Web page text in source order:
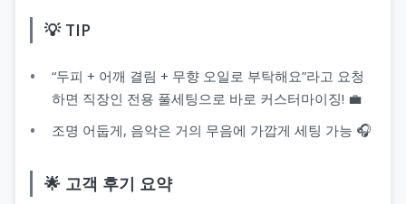
💡 TIP
“두피 + 어깨 결림 + 무향 오일로 부탁해요”라고 요청
하면 직장인 전용 풀세팅으로 바로 커스터마이징! 💼
조명 어둡게, 음악은 거의 무음에 가깝게 세팅 가능 🎧
🌟 고객 후기 요약